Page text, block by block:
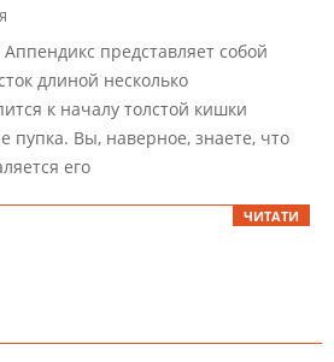
представляет собой
длиной несколько
к началу толстой кишки
пупка. Вы, наверное, знаете, что
его
ЧИТАТИ